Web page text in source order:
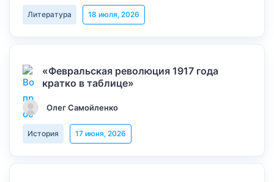
Литература 18 июля, 2026
«Февральская революция 1917 года
кратко в таблице»
Олег Самойленко
История 17 июня, 2026